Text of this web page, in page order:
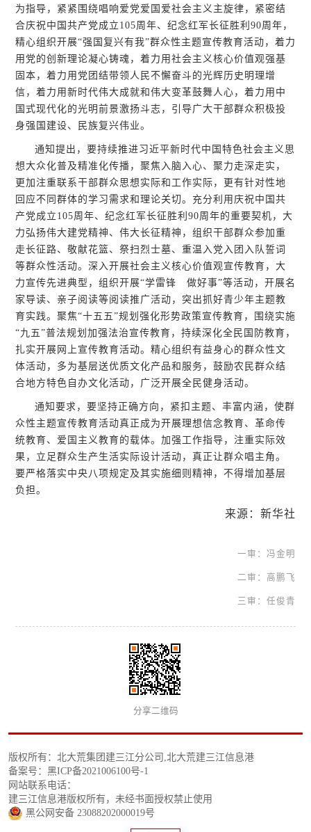
为指导，紧紧围绕唱响爱党爱国爱社会主义主旋律，紧密结
合庆祝中国共产党成立105周年、纪念红军长征胜利90周年，
精心组织开展“强国复兴有我”群众性主题宣传教育活动，着力
用党的创新理论凝心铸魂，着力用社会主义核心价值观强基
固本，着力用党团结带领人民不懈奋斗的光辉历史明理增
信，着力用新时代伟大成就和伟大变革鼓舞人心，着力用中
国式现代化的光明前景激扬斗志，引导广大干部群众积极投
身强国建设、民族复兴伟业。
通知提出，要持续推进习近平新时代中国特色社会主义思
想大众化普及精准化传播，聚焦入脑入心、聚力走深走实，
更加注重联系干部群众思想实际和工作实际，更有针对性地
回应不同群体的学习需求和理论关切。充分利用庆祝中国共
产党成立105周年、纪念红军长征胜利90周年的重要契机，大
力弘扬伟大建党精神、伟大长征精神，组织干部群众参加重
走长征路、敬献花篮、祭扫烈士墓、重温入党入团入队誓词
等群众性活动。深入开展社会主义核心价值观宣传教育，大
力宣传先进典型，组织开展“学雷锋 做好事”等活动，开展名
家导读、亲子阅读等阅读推广活动，突出抓好青少年主题教
育实践。聚焦“十五五”规划强化形势政策宣传教育，围绕实施
“九五”普法规划加强法治宣传教育，持续深化全民国防教育，
扎实开展网上宣传教育活动。精心组织有益身心的群众性文
体活动，多为基层送优质文化产品和服务，鼓励农民群众结
合地方特色自办文化活动，广泛开展全民健身活动。
通知要求，要坚持正确方向，紧扣主题、丰富内涵，使群
众性主题宣传教育活动真正成为开展理想信念教育、革命传
统教育、爱国主义教育的载体。加强工作指导，注重实际效
果，立足群众生产生活实际设计活动，真正让群众唱主角。
要严格落实中央八项规定及其实施细则精神，不得增加基层
负担。
来源：新华社
一审：冯金明
二审：高鹏飞
三审：任俊青
分享二维码
版权所有：北大荒集团建三江分公司,北大荒建三江信息港
备案号：黑ICP备2021006100号-1
网站联系电话：
建三江信息港版权所有，未经书面授权禁止使用
黑公网安备 23088202000019号